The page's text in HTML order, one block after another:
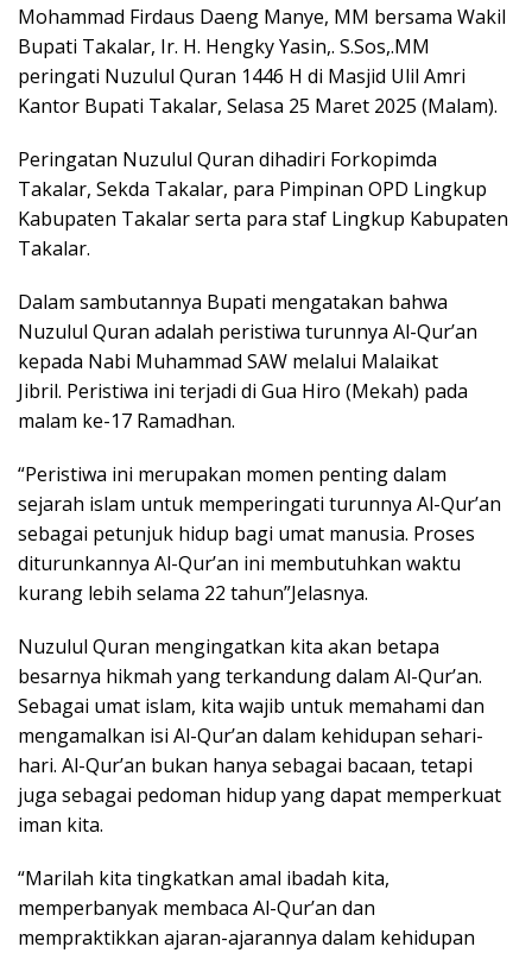
Mohammad Firdaus Daeng Manye, MM bersama Wakil
Bupati Takalar, Ir. H. Hengky Yasin,. S.Sos,.MM
peringati Nuzulul Quran 1446 H di Masjid Ulil Amri
Kantor Bupati Takalar, Selasa 25 Maret 2025 (Malam).
Peringatan Nuzulul Quran dihadiri Forkopimda
Takalar, Sekda Takalar, para Pimpinan OPD Lingkup
Kabupaten Takalar serta para staf Lingkup Kabupaten
Takalar.
Dalam sambutannya Bupati mengatakan bahwa
Nuzulul Quran adalah peristiwa turunnya Al-Qur’an
kepada Nabi Muhammad SAW melalui Malaikat
Jibril. Peristiwa ini terjadi di Gua Hiro (Mekah) pada
malam ke-17 Ramadhan.
“Peristiwa ini merupakan momen penting dalam
sejarah islam untuk memperingati turunnya Al-Qur’an
sebagai petunjuk hidup bagi umat manusia. Proses
diturunkannya Al-Qur’an ini membutuhkan waktu
kurang lebih selama 22 tahun”Jelasnya.
Nuzulul Quran mengingatkan kita akan betapa
besarnya hikmah yang terkandung dalam Al-Qur’an.
Sebagai umat islam, kita wajib untuk memahami dan
mengamalkan isi Al-Qur’an dalam kehidupan sehari-
hari. Al-Qur’an bukan hanya sebagai bacaan, tetapi
juga sebagai pedoman hidup yang dapat memperkuat
iman kita.
“Marilah kita tingkatkan amal ibadah kita,
memperbanyak membaca Al-Qur’an dan
mempraktikkan ajaran-ajarannya dalam kehidupan